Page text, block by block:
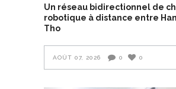
Un réseau bidirectionnel de
robotique à distance entre
Tho
AOÛT 07, 2026 0 0